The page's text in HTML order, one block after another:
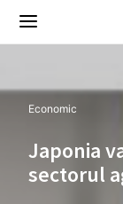
Economic
Japonia
sectorul